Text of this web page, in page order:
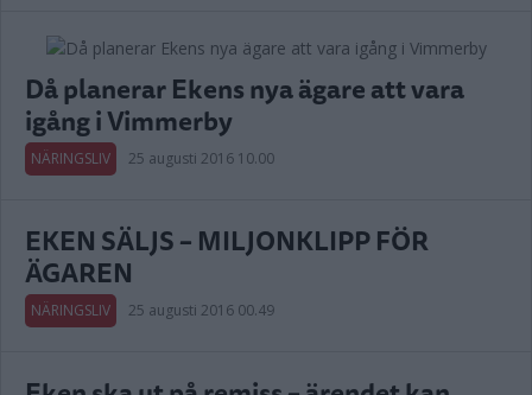
Då planerar Ekens nya ägare att vara
igång i Vimmerby
NÄRINGSLIV 25 augusti 2016 10.00
EKEN SÄLJS – MILJONKLIPP FÖR
ÄGAREN
NÄRINGSLIV 25 augusti 2016 00.49